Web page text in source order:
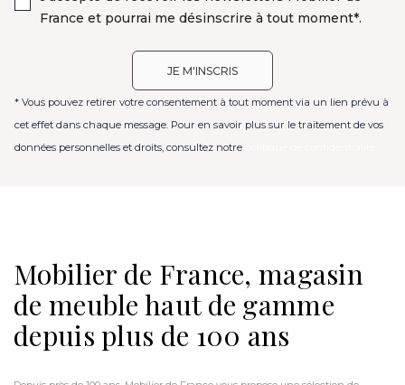
France et pourrai me désinscrire à tout moment*.
* Vous pouvez retirer votre consentement à tout moment via un lien prévu à
cet effet dans chaque message. Pour en savoir plus sur le traitement de vos
données personnelles et droits, consultez notre
Mobilier de France, magasin
de meuble haut de gamme
depuis plus de 100 ans